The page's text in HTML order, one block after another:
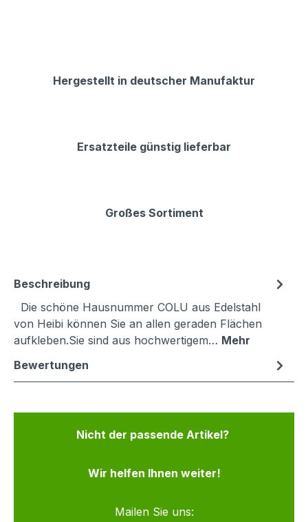
Hergestellt in deutscher Manufaktur
Ersatzteile günstig lieferbar
Großes Sortiment
Beschreibung
Die schöne Hausnummer COLU aus Edelstahl
von Heibi können Sie an allen geraden Flächen
aufkleben.Sie sind aus hochwertigem… Mehr
Bewertungen
Nicht der passende Artikel?
Wir helfen Ihnen weiter!
Mailen Sie uns: